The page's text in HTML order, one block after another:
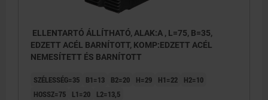
ELLENTARTÓ ÁLLÍTHATÓ, ALAK:A , L=75, B=35,
EDZETT ACÉL BARNÍTOTT, KOMP:EDZETT ACÉL
NEMESÍTETT ÉS BARNÍTOTT
SZÉLESSÉG=35 B1=13 B2=20 H=29 H1=22
H2=10
HOSSZ=75
L1=20 L2=13,5